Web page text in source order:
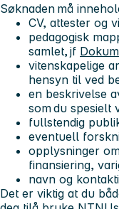
Søknaden må
CV, attester og
pedagogisk
samlet, jf
vitenskapelige
hensyn til ved
en beskrivelse
som du spesielt
fullstendig
eventuell
opplysninger
finansiering,
navn og
Det er viktig at du